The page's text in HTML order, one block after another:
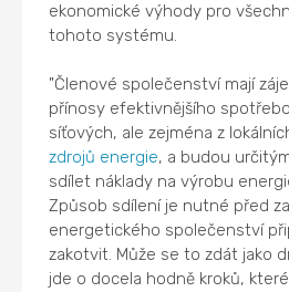
ekonomické výhody pro
tohoto systému.
"Členové společenství mají
přínosy efektivnějšího
síťových, ale zejména z
zdrojů energie, a budou
sdílet náklady na výrobu
Způsob sdílení je nutné před
energetického společenství
zakotvit. Může se to zdát jako
jde o docela hodně kroků,